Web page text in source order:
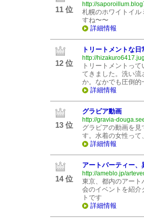
11 位
http://
札幌のホワイトイル
すね〜〜
詳細情報
12 位
トリートメントな日
http://
トリートメントっ
てきました。洗い流
か。なかでも圧倒的
詳細情報
13 位
グラビア動画
http://gravia-
グラビアの動画を見
す。水着の女性って
詳細情報
14 位
アートパーティー、
http://ameblo.jp/
東京、都内のアート
会のイベントを紹介
トです
詳細情報